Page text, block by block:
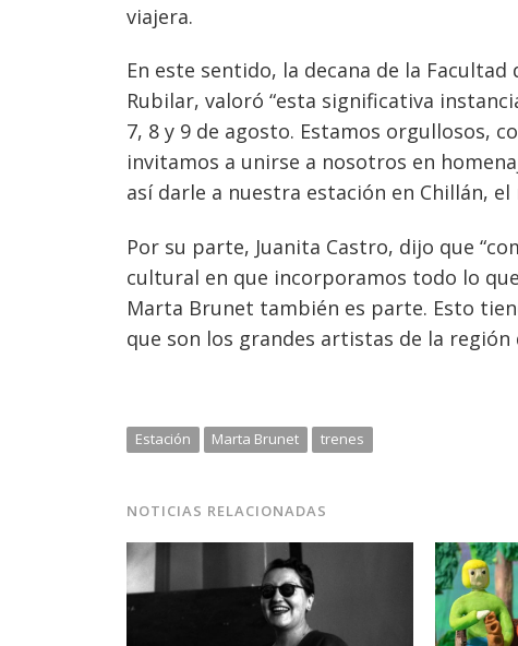
viajera.
En este sentido, la decana de la Facultad
Rubilar, valoró “esta significativa
7, 8 y 9 de agosto. Estamos orgullosos,
invitamos a unirse a nosotros en
así darle a nuestra estación en Chillán,
Por su parte, Juanita Castro, dijo que
cultural en que incorporamos todo lo
Marta Brunet también es parte. Esto
que son los grandes artistas de la región
Estación Marta Brunet trenes
NOTICIAS RELACIONADAS